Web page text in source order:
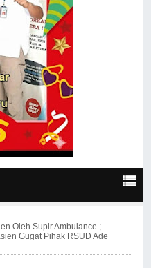
Oleh Supir Ambulance ;
Gugat Pihak RSUD Ade